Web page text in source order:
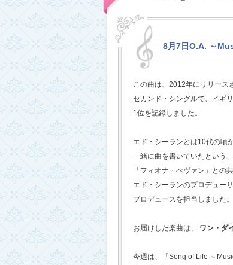
8月7日O.A. ～
この曲は、2012年にリリース
セカンド・シングルで、イギ
1位を記録しました。
エド・シーランとは10代の頃
一緒に曲を書いていたという
「フィオナ・べヴァン」との共
エド・シーランのプロデュー
プロデュースを担当しました。
お届けした楽曲は、 ワン・ダ
今週は、「Song of Life ～